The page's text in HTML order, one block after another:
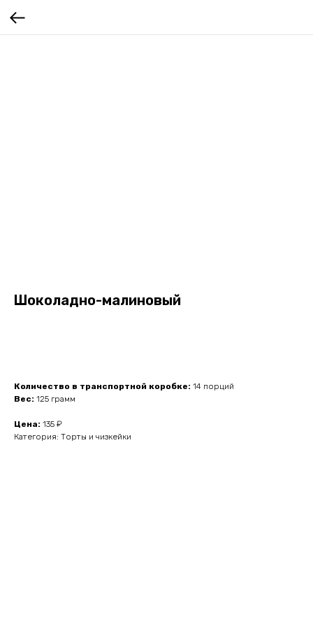
Шоколадно-малиновый
Количество в транспортной коробке: 14 порций
Вес: 125 грамм
Цена: 135 ₽
Категория: Торты и чизкейки